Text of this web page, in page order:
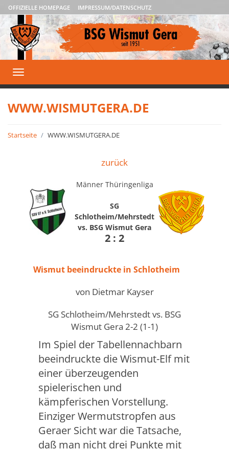
OFFIZIELLE HOMEPAGE IMPRESSUM/DATENSCHUTZ
Toggle
navigation
WWW.WISMUTGERA.DE
Startseite WWW.WISMUTGERA.DE
zurück
Männer Thüringenliga
SG
Schlotheim/Mehrstedt
vs. BSG Wismut Gera
2 : 2
Wismut beeindruckte in Schlotheim
von Dietmar Kayser
SG Schlotheim/Mehrstedt vs. BSG
Wismut Gera 2-2 (1-1)
Im Spiel der Tabellennachbarn
beeindruckte die Wismut-Elf mit
einer überzeugenden
spielerischen und
kämpferischen Vorstellung.
Einziger Wermutstropfen aus
Geraer Sicht war die Tatsache,
daß man nicht drei Punkte mit